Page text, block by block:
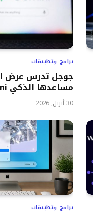
برامج وتطبيقات
جوجل تدرس عرض
مساعدها الذكي Gemini
30 أبريل, 2026
برامج وتطبيقات